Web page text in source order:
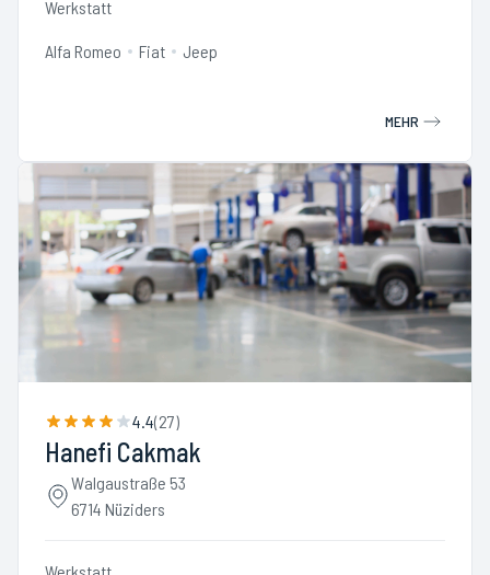
Werkstatt
Alfa Romeo Fiat Jeep
MEHR
4.4(27)
Hanefi Cakmak
Walgaustraße 53
6714 Nüziders